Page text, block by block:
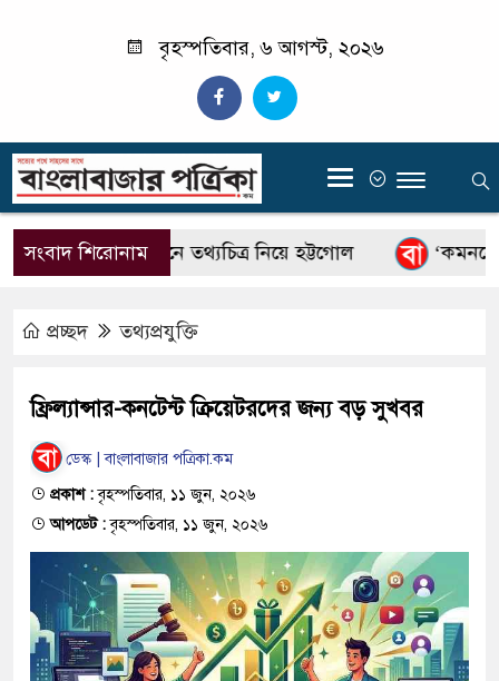
বৃহস্পতিবার, ৬ আগস্ট, ২০২৬
‍
সংবাদ শিরোনাম
জুলাইয়ের অনুষ্ঠানে তথ্যচিত্র নিয়ে হট্টগোল ‘কমনসেন্স
প্রচ্ছদ তথ্যপ্রযুক্তি
ফ্রিল্যান্সার-কনটেন্ট ক্রিয়েটরদের জন্য বড় সুখবর
ডেস্ক | বাংলাবাজার পত্রিকা.কম
প্রকাশ :বৃহস্পতিবার, ১১ জুন, ২০২৬
আপডেট :বৃহস্পতিবার, ১১ জুন, ২০২৬